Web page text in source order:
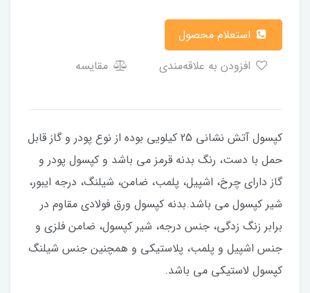
مقایسه
کپسول آتش نشانی 25 کیلویی بوده از نوع پودر و گاز قابل
حمل با دست، رنگ بدنه قرمز می باشد و کپسول پودر و
گاز دارای چرخ، اشپیل، پلمب، ضامن، شیلنگ، درجه ایبور،
شیر کپسول می باشد.بدنه کپسول ورق فولادی مقاوم در
برابر زنگ زدگی، جنس درجه، شیر کپسول، ضامن فلزی و
جنس اشپیل و پلمب، پلاستیکی و همچنین جنس شیلنگ
کپسول لاستیکی می باشد.